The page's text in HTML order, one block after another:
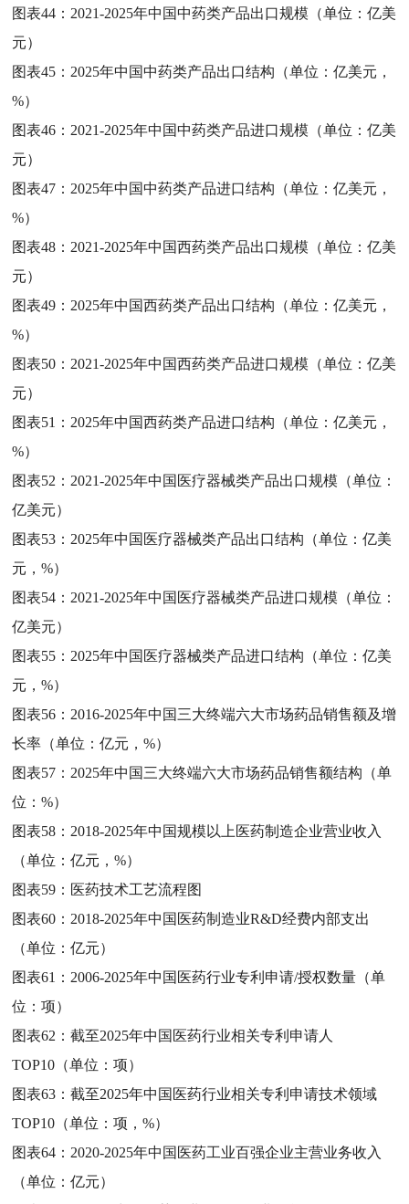
图表44： 2021-2025年中国中药类产品出口规模（单位：亿美
元）
图表45： 2025年中国中药类产品出口结构（单位：亿美元，
%）
图表46： 2021-2025年中国中药类产品进口规模（单位：亿美
元）
图表47： 2025年中国中药类产品进口结构（单位：亿美元，
%）
图表48： 2021-2025年中国西药类产品出口规模（单位：亿美
元）
图表49： 2025年中国西药类产品出口结构（单位：亿美元，
%）
图表50： 2021-2025年中国西药类产品进口规模（单位：亿美
元）
图表51： 2025年中国西药类产品进口结构（单位：亿美元，
%）
图表52： 2021-2025年中国医疗器械类产品出口规模（单位：
亿美元）
图表53： 2025年中国医疗器械类产品出口结构（单位：亿美
元，%）
图表54： 2021-2025年中国医疗器械类产品进口规模（单位：
亿美元）
图表55： 2025年中国医疗器械类产品进口结构（单位：亿美
元，%）
图表56： 2016-2025年中国三大终端六大市场药品销售额及增
长率（单位：亿元，%）
图表57： 2025年中国三大终端六大市场药品销售额结构（单
位：%）
图表58： 2018-2025年中国规模以上医药制造企业营业收入
（单位：亿元，%）
图表59： 医药技术工艺流程图
图表60： 2018-2025年中国医药制造业R&D经费内部支出
（单位：亿元）
图表61： 2006-2025年中国医药行业专利申请/授权数量（单
位：项）
图表62：截至2025年中国医药行业相关专利申请人
TOP10（单位：项）
图表63：截至2025年中国医药行业相关专利申请技术领域
TOP10（单位：项，%）
图表64： 2020-2025年中国医药工业百强企业主营业务收入
（单位：亿元）